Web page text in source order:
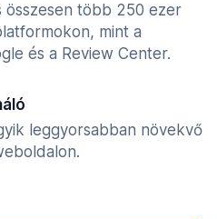
több 250 ezer
mint a
és a Review Center.
leggyorsabban növekvő